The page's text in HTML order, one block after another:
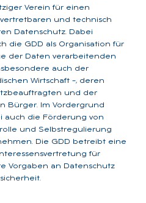
Verein für einen
vertretbaren und technisch
Datenschutz. Dabei
die GDD als Organisation für
der Daten verarbeitenden
auch der
Wirtschaft –, deren
und der
Bürger. Im Vordergrund
auch die Förderung von
und Selbstregulierung
Die GDD betreibt eine
für
Vorgaben an Datenschutz